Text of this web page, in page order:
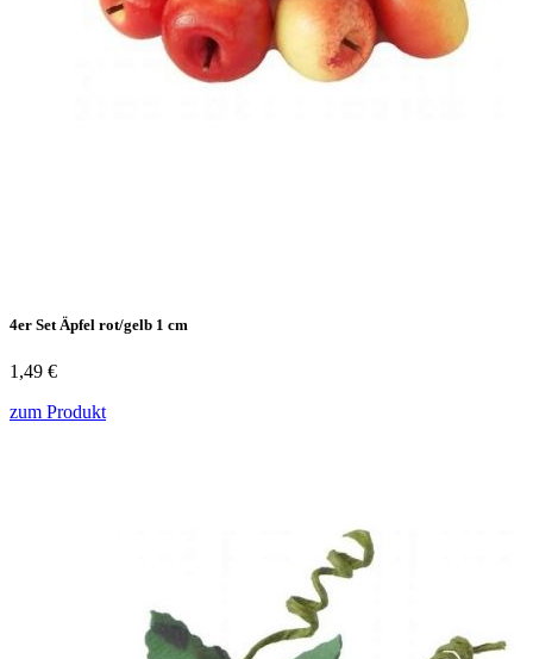
4er Set Äpfel rot/gelb 1 cm
1,49 €
zum Produkt